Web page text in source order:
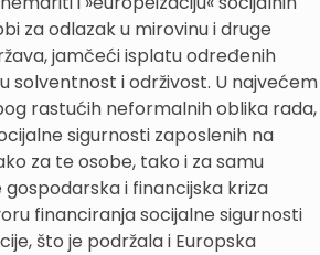
za odlazak u mirovinu i druge
jamčeći isplatu određenih
solventnost i održivost. U najvećem
rastućih neformalnih oblika rada,
sigurnosti zaposlenih na
za te osobe, tako i za samu
i financijska kriza
financiranja socijalne sigurnosti
što je podržala i Europska